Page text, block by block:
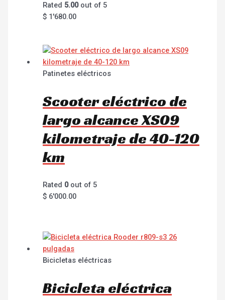
Rated 5.00out of 5
$ 1'680.00
Patinetes eléctricos
Scooter eléctrico de
largo alcance XS09
kilometraje de 40-120
km
Rated 0out of 5
$ 6'000.00
Bicicletas eléctricas
Bicicleta eléctrica